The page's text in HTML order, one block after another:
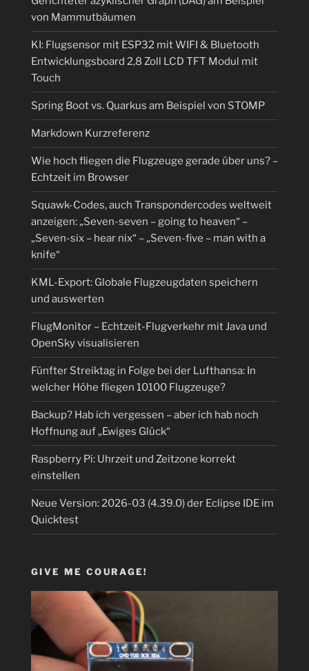
von Mammutbäumen
KI: Flugsensor mit ESP32 mit WIFI & Bluetooth
Entwicklungsboard 2,8 Zoll LCD TFT Modul mit
Touch
Spring Boot vs. Quarkus am Beispiel von STOMP
Markdown Kurzreferenz
Wie hoch fliegen die Flugzeuge gerade über uns? –
Echtzeit im Browser
Squawk-Codes, auch Transpondercodes weltweit
anzeigen: „Seven-seven – going to heaven“ –
„Seven-six – hear nix“ – „Seven-five – man with a
knife“
KML-Export: Globale Flugzeugdaten speichern
und auswerten
FlugMonitor – Echtzeit-Flugverkehr mit Java und
OpenSky visualisieren
Fünfter Streiktag in Folge bei der Lufthansa: In
welcher Höhe fliegen 10100 Flugzeuge?
Backup? Hab ich vergessen – aber ich hab noch
Hoffnung auf „Ewiges Glück“
Raspberry Pi: Uhrzeit und Zeitzone korrekt
einstellen
Neue Version: 2026-03 (4.39.0) der Eclipse IDE im
Quicktest
GIVE ME COURAGE!